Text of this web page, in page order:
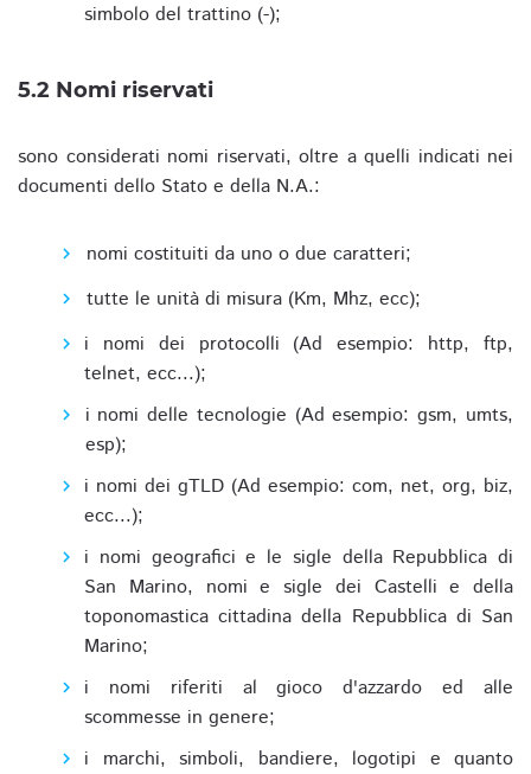
simbolo del trattino (-);
5.2 Nomi riservati
sono considerati nomi riservati, oltre a quelli indicati nei
documenti dello Stato e della N.A.:
nomi costituiti da uno o due caratteri;
tutte le unità di misura (Km, Mhz, ecc);
i nomi dei protocolli (Ad esempio: http, ftp,
telnet, ecc...);
i nomi delle tecnologie (Ad esempio: gsm, umts,
esp);
i nomi dei gTLD (Ad esempio: com, net, org, biz,
ecc...);
i nomi geografici e le sigle della Repubblica di
San Marino, nomi e sigle dei Castelli e della
toponomastica cittadina della Repubblica di San
Marino;
i nomi riferiti al gioco d'azzardo ed alle
scommesse in genere;
i marchi, simboli, bandiere, logotipi e quanto